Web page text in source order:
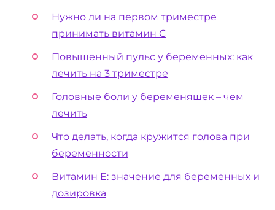
Нужно ли на первом триместре
принимать витамин С
Повышенный пульс у беременных: как
лечить на 3 триместре
Головные боли у беременяшек – чем
лечить
Что делать, когда кружится голова при
беременности
Витамин Е: значение для беременных и
дозировка